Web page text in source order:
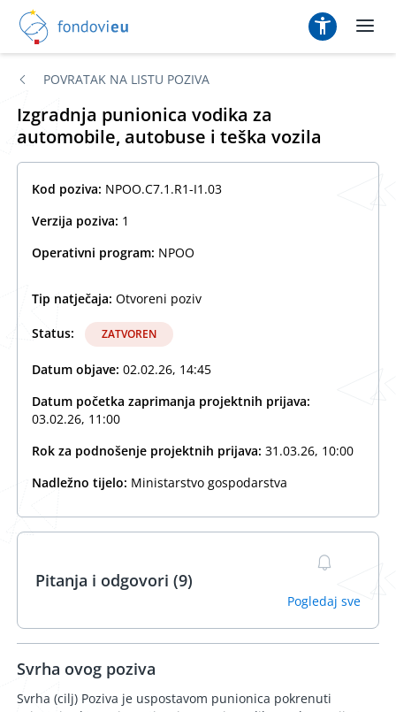
POVRATAK NA LISTU POZIVA
Izgradnja punionica vodika za
automobile, autobuse i teška vozila
Kod poziva: NPOO.C7.1.R1-I1.03
Verzija poziva: 1
Operativni program: NPOO
Tip natječaja: Otvoreni poziv
Status: ZATVOREN
Datum objave: 02.02.26, 14:45
Datum početka zaprimanja projektnih prijava:
03.02.26, 11:00
Rok za podnošenje projektnih prijava: 31.03.26, 10:00
Nadležno tijelo: Ministarstvo gospodarstva
Pitanja i odgovori (9)
Pogledaj sve
Svrha ovog poziva
Svrha (cilj) Poziva je uspostavom punionica pokrenuti